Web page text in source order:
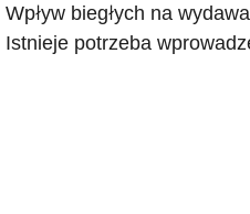
Wpływ biegłych na
Istnieje potrzeba